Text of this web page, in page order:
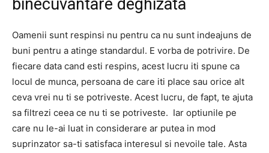
binecuvantare deghizata
Oamenii sunt respinsi nu pentru ca nu sunt indeajuns de
buni pentru a atinge standardul. E vorba de potrivire. De
fiecare data cand esti respins, acest lucru iti spune ca
locul de munca, persoana de care iti place sau orice alt
ceva vrei nu ti se potriveste. Acest lucru, de fapt, te ajuta
sa filtrezi ceea ce nu ti se potriveste. Iar optiunile pe
care nu le-ai luat in considerare ar putea in mod
suprinzator sa-ti satisfaca interesul si nevoile tale. Asta